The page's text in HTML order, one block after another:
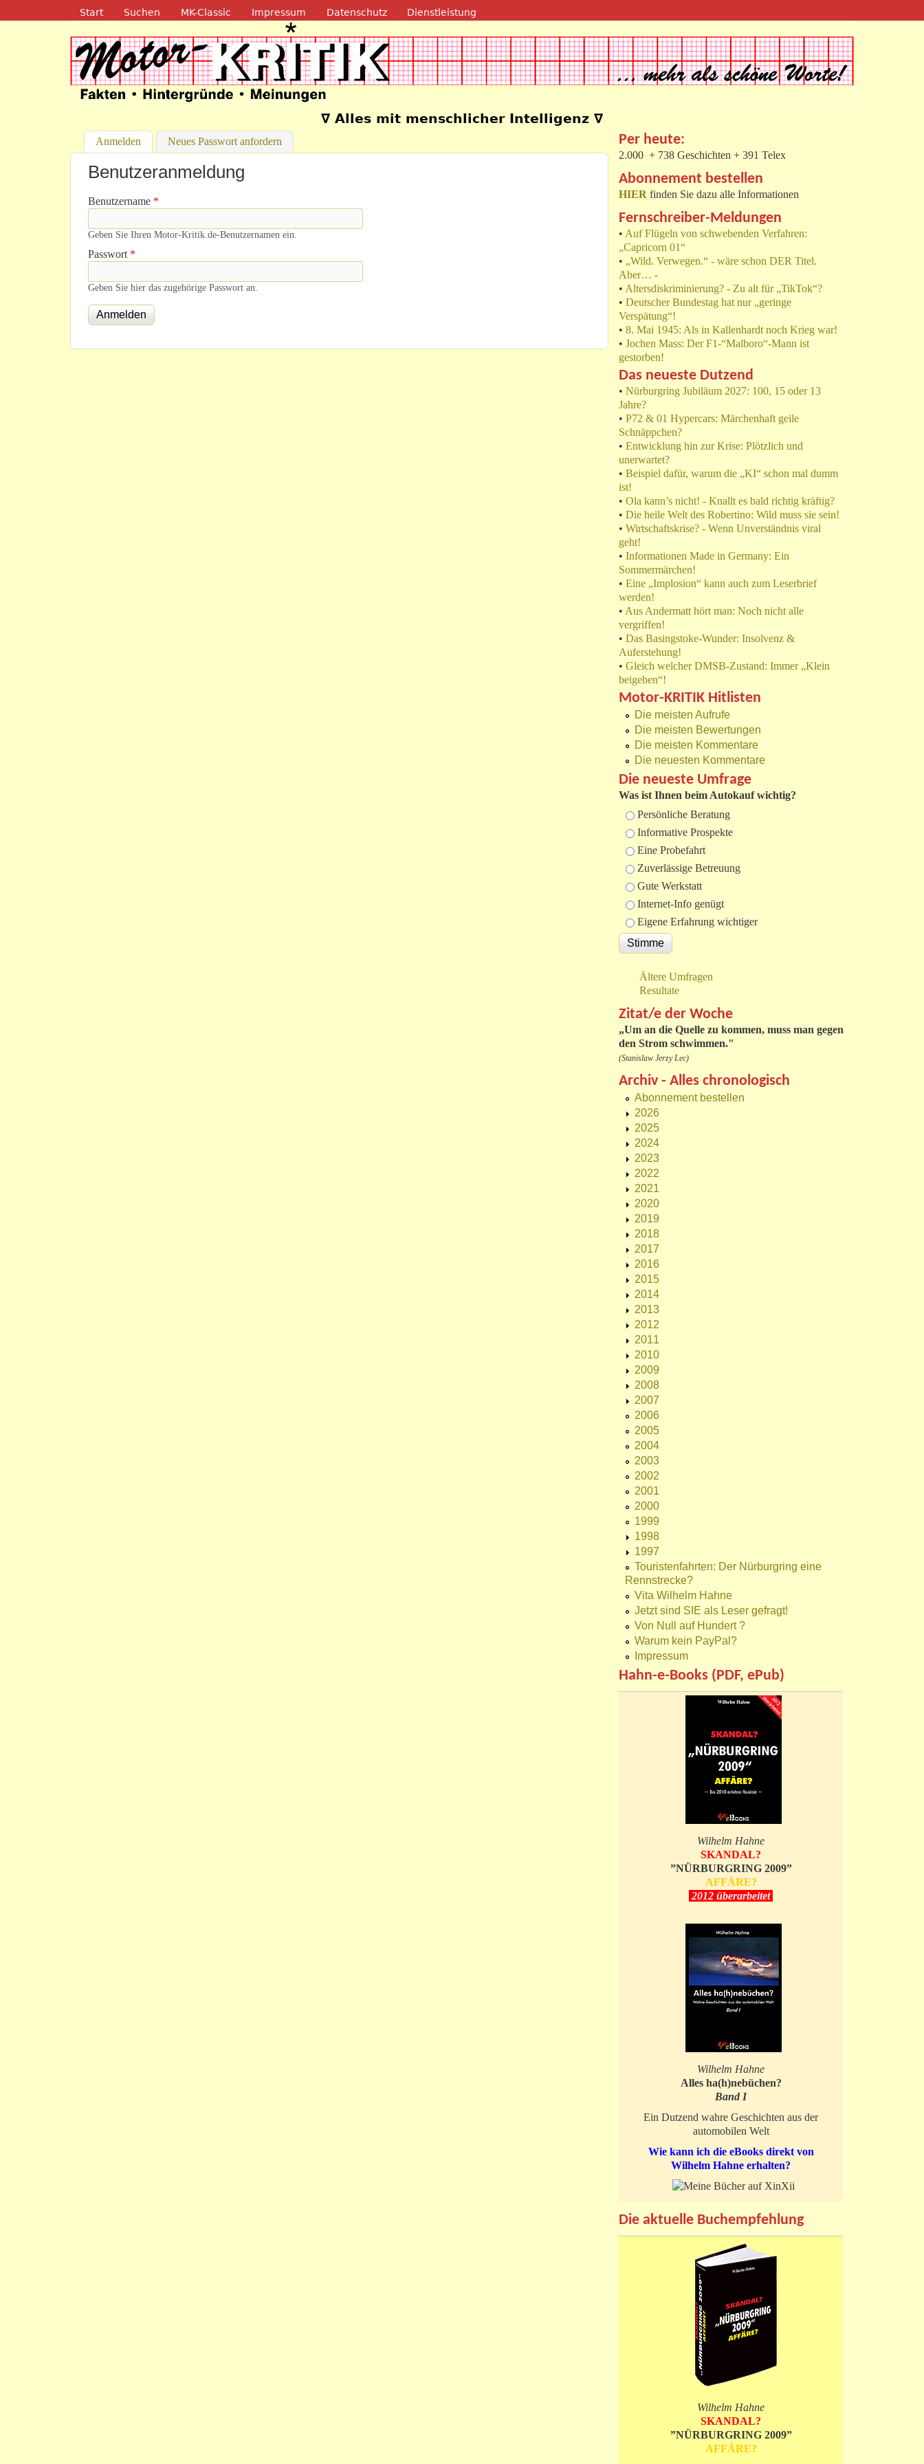
Direkt zum Inhalt
Navigation
Start Suchen MK-Classic Impressum Datenschutz Dienstleistung
Motor-Kritik.de∇ Alles mit menschlicher Intelligenz ∇
Anmelden (aktiver Reiter)
Neues Passwort anfordern
Benutzeranmeldung
Benutzername *
Geben Sie Ihren Motor-Kritik.de-Benutzernamen ein.
Passwort *
Geben Sie hier das zugehörige Passwort an.
Per heute:
2.000 + 738 Geschichten + 391 Telex
Abonnement bestellen
HIER finden Sie dazu alle Informationen
Fernschreiber-Meldungen
• Auf Flügeln von schwebenden Verfahren:
„Capricorn 01“
• „Wild. Verwegen.“ - wäre schon DER Titel.
Aber… -
• Altersdiskriminierung? - Zu alt für „TikTok“?
• Deutscher Bundestag hat nur „geringe
Verspätung“!
• 8. Mai 1945: Als in Kallenhardt noch Krieg war!
• Jochen Mass: Der F1-“Malboro“-Mann ist
gestorben!
Das neueste Dutzend
• Nürburgring Jubiläum 2027: 100, 15 oder 13
Jahre?
• P72 & 01 Hypercars: Märchenhaft geile
Schnäppchen?
• Entwicklung hin zur Krise: Plötzlich und
unerwartet?
• Beispiel dafür, warum die „KI“ schon mal dumm
ist!
• Ola kann’s nicht! - Knallt es bald richtig kräftig?
• Die heile Welt des Robertino: Wild muss sie sein!
• Wirtschaftskrise? - Wenn Unverständnis viral
geht!
• Informationen Made in Germany: Ein
Sommermärchen!
• Eine „Implosion“ kann auch zum Leserbrief
werden!
• Aus Andermatt hört man: Noch nicht alle
vergriffen!
• Das Basingstoke-Wunder: Insolvenz &
Auferstehung!
• Gleich welcher DMSB-Zustand: Immer „Klein
beigeben“!
Motor-KRITIK Hitlisten
Die meisten Aufrufe
Die meisten Bewertungen
Die meisten Kommentare
Die neuesten Kommentare
Die neueste Umfrage
Was ist Ihnen beim Autokauf wichtig?
Auswahlmöglichkeiten
Persönliche Beratung
Informative Prospekte
Eine Probefahrt
Zuverlässige Betreuung
Gute Werkstatt
Internet-Info genügt
Eigene Erfahrung wichtiger
Ältere Umfragen
Resultate
Zitat/e der Woche
„Um an die Quelle zu kommen, muss man gegen
den Strom schwimmen."
(Stanislaw Jerzy Lec)
Archiv - Alles chronologisch
Abonnement bestellen
2026
2025
2024
2023
2022
2021
2020
2019
2018
2017
2016
2015
2014
2013
2012
2011
2010
2009
2008
2007
2006
2005
2004
2003
2002
2001
2000
1999
1998
1997
Touristenfahrten: Der Nürburgring eine
Rennstrecke?
Vita Wilhelm Hahne
Jetzt sind SIE als Leser gefragt!
Von Null auf Hundert ?
Warum kein PayPal?
Impressum
Hahn-e-Books (PDF, ePub)
Wilhelm Hahne
SKANDAL?
”NÜRBURGRING 2009”
AFFÄRE?
2012 überarbeitet
Wilhelm Hahne
Alles ha(h)nebüchen?
Band I
Ein Dutzend wahre Geschichten aus der
automobilen Welt
Wie kann ich die eBooks direkt von
Wilhelm Hahne erhalten?
Die aktuelle Buchempfehlung
Wilhelm Hahne
SKANDAL?
”NÜRBURGRING 2009”
AFFÄRE?